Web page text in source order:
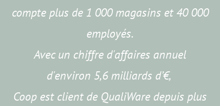
compte plus de 1 000 magasins et 40 000
employés.
Avec un chiffre d'affaires annuel
d'environ 5,6 milliards d’€,
Coop est client de QualiWare depuis plus